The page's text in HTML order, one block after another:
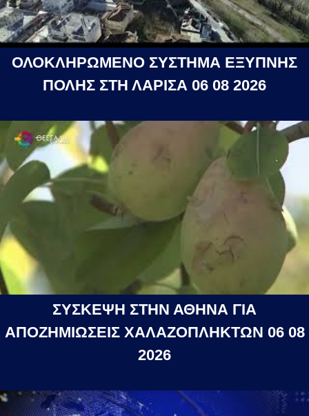
ΟΛΟΚΛΗΡΩΜΕΝΟ ΣΥΣΤΗΜΑ ΕΞΥΠΝΗΣ
ΠΟΛΗΣ ΣΤΗ ΛΑΡΙΣΑ 06 08 2026
ΣΥΣΚΕΨΗ ΣΤΗΝ ΑΘΗΝΑ ΓΙΑ
ΑΠΟΖΗΜΙΩΣΕΙΣ ΧΑΛΑΖΟΠΛΗΚΤΩΝ 06 08
2026